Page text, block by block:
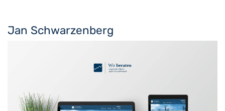
Jan Schwarzenberg